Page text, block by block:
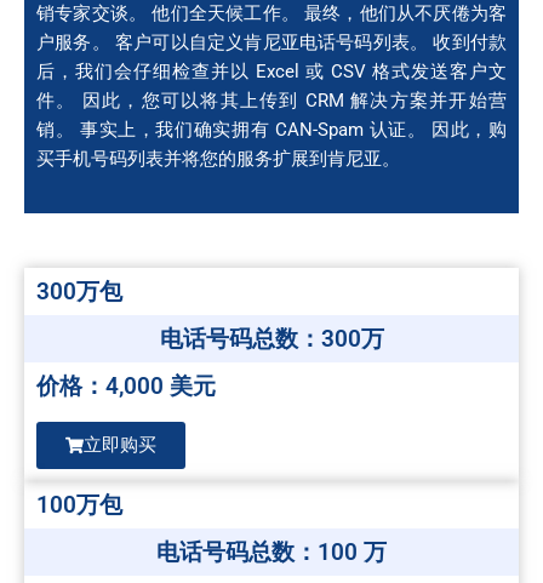
销专家交谈。 他们全天候工作。 最终，他们从不厌倦为客
户服务。 客户可以自定义肯尼亚电话号码列表。 收到付款
后，我们会仔细检查并以 Excel 或 CSV 格式发送客户文
件。 因此，您可以将其上传到 CRM 解决方案并开始营
销。 事实上，我们确实拥有 CAN-Spam 认证。 因此，购
买手机号码列表并将您的服务扩展到肯尼亚。
300万包
电话号码总数：300万
价格：4,000 美元
立即购买
100万包
电话号码总数：100 万